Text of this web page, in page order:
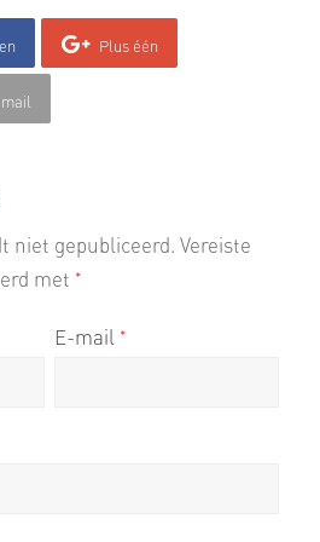
Plus één
niet gepubliceerd. Vereiste
met *
E-mail *